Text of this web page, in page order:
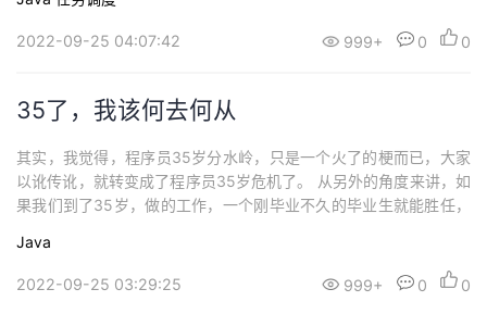
2022-09-25 04:07:42 999+ 0 0
35了，我该何去何从
其实，我觉得，程序员35岁分水岭，只是一个火了的梗而已，大家
以讹传讹，就转变成了程序员35岁危机了。 从另外的角度来讲，如
果我们到了35岁，做的工作，一个刚毕业不久的毕业生就能胜任，
Java
2022-09-25 03:29:25 999+ 0 0